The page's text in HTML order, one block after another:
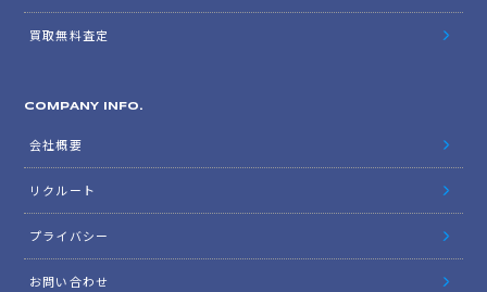
買取無料査定
COMPANY INFO.
会社概要
リクルート
プライバシー
お問い合わせ